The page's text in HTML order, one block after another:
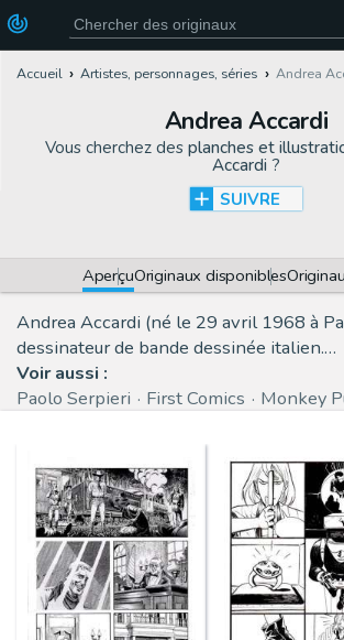
Accueil Artistes, personnages, séries Andrea
Andrea Accardi
Vous cherchez des planches et
Accardi ?
SUIVRE
AperçuOriginaux disponibles
Andrea Accardi (né le 29 avril 1968 à
dessinateur de bande dessinée italien.…
Voir aussi :
Paolo Serpieri
First Comics Monkey